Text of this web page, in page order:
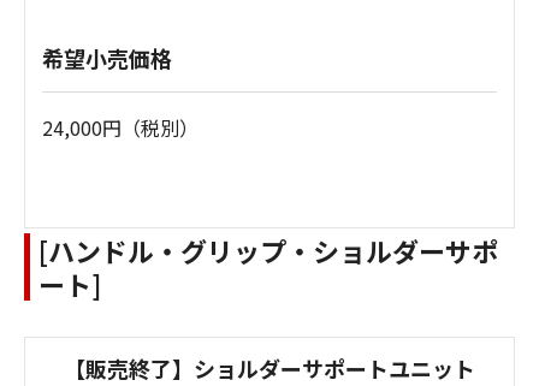
希望小売価格
24,000円（税別）
[ハンドル・グリップ・ショルダーサポ
ート]
【販売終了】ショルダーサポートユニット